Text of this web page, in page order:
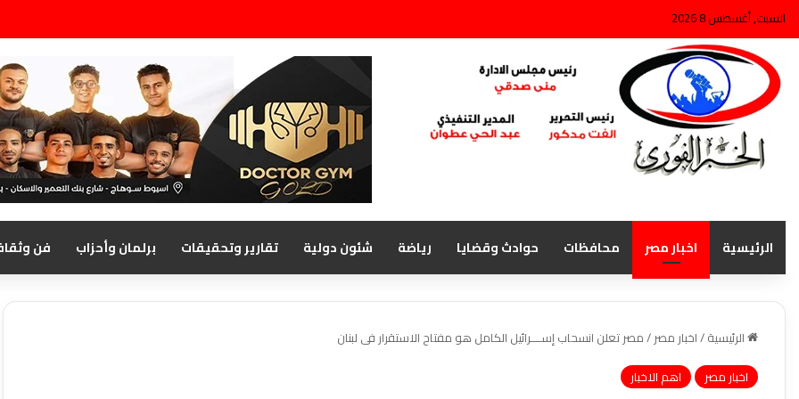
السبت, أغسطس 8 2026
الرئيسية اخبار مصر محافظات حوادث وقضايا رياضة شئون دولية تقارير وتحقيقات برلمان وأحزاب فن
الرئيسية/اخبار مصر/مصر تعلن انسحاب إســــرائيل الكامل هو مفتاح الاستقرار فى لبنان
اخبار مصر
اهم الاخبار